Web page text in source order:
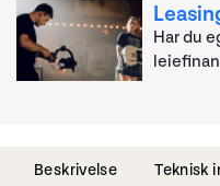
Har du
Beskrivelse Teknisk